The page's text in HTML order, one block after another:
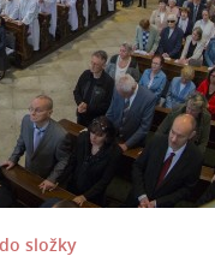
složky